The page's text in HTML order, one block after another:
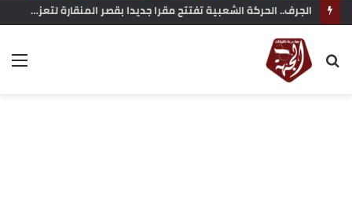
زاكورة: جمعية الفيلم الوثائقي تحتج على إقصاء ملفها من دعم المهرجانات السينمائية